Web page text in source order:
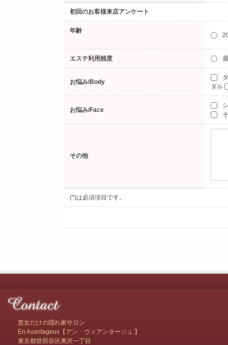
初回のお客様来店アンケート
年齢
エステ利用頻度
お悩み/Body
ダル
お悩み/Face
その他
(*)は必須項目です。
貴女だけの隠れ家サロン
En Avantageux【アン ヴィアンタージュ 】
東京都世田谷区奥沢一丁目